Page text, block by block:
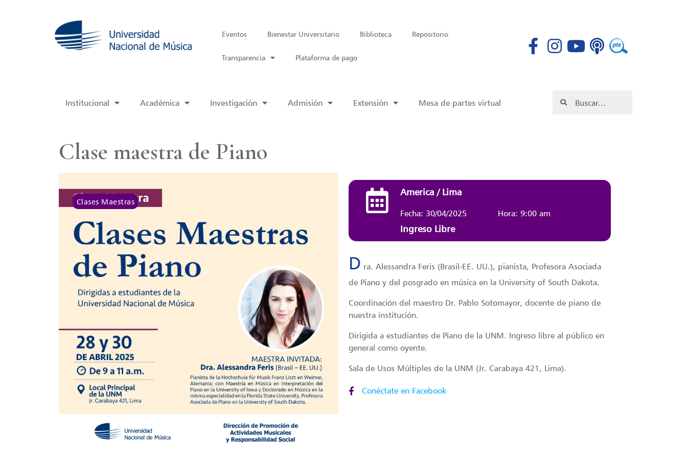
Eventos Bienestar Universitario Biblioteca Repositorio
Transparencia Plataforma de pago
Institucional Académica Investigación Admisión Extensión Mesa de partes virtual
Clase maestra de Piano
Clases Maestras
America / Lima
Fecha: 30/04/2025 Hora: 9:00 am
Ingreso Libre
D ra. Alessandra Feris (Brasil-EE. UU.), pianista, Profesora Asociada
de Piano y del posgrado en música en la University of South Dakota.
Coordinación del maestro Dr. Pablo Sotomayor, docente de piano de
nuestra institución.
Dirigida a estudiantes de Piano de la UNM. Ingreso libre al público en
general como oyente.
Sala de Usos Múltiples de la UNM (Jr. Carabaya 421, Lima).
Conéctate en Facebook